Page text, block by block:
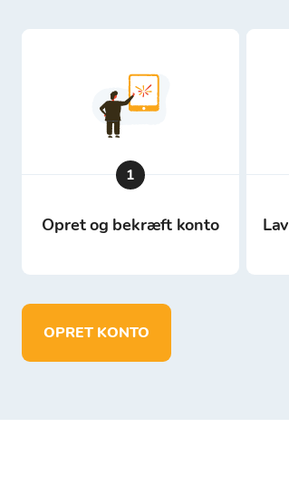
1
Opret og bekræft konto
OPRET KONTO